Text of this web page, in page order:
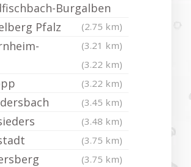
Burgalben
(2.75 km)
Pfalz
(3.21 km)
(3.22 km)
(3.22 km)
(3.45 km)
(3.48 km)
(3.75 km)
(3.75 km)